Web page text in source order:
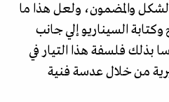
والمضمون، ولعل هذا ما
السيناريو إلي جانب
بذلك فلسفة هذا التيار في
من خلال عدسة فنية